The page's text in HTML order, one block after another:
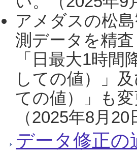
アメダスの松
測データを精
「日最大1時
しての値）」
ての値）」も
（2025年8月20
データ修正